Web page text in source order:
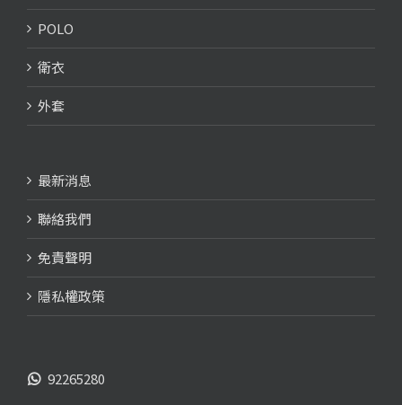
POLO
衛衣
外套
最新消息
聯絡我們
免責聲明
隱私權政策
92265280